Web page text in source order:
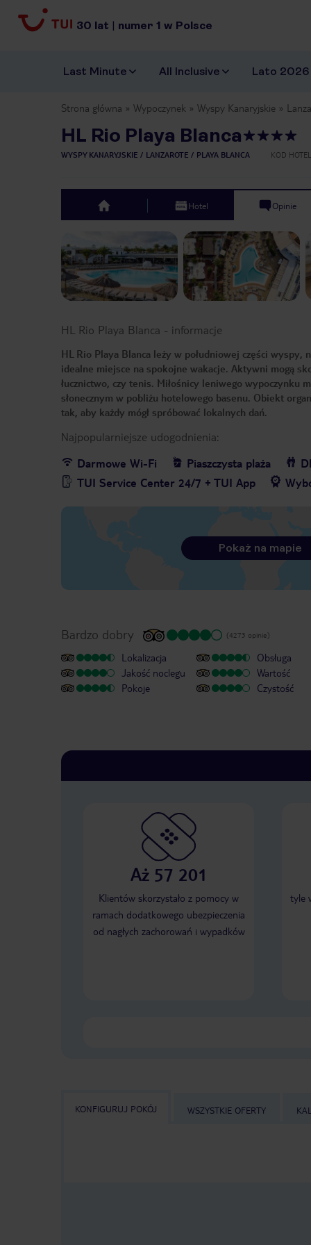
30 lat | numer 1 w Polsce
Last Minute All Inclusive Lato 2026
Strona główna Wypoczynek Wyspy Kanaryjskie
HL Rio Playa Blanca
WYSPY KANARYJSKIE LANZAROTE PLAYA BLANCA KOD
top Hotel Opinie
HL Rio Playa Blanca - informacje
HL Rio Playa Blanca leży w południowej części wyspy,
idealne miejsce na spokojne wakacje. Aktywni mogą
łucznictwo, czy tenis. Miłośnicy leniwego wypoczynku
słonecznym w pobliżu hotelowego basenu. Obiekt
tak, aby każdy mógł spróbować lokalnych dań.
Najpopularniejsze udogodnienia:
Darmowe Wi-Fi
Piaszczysta plaża
TUI Service Center 24/7 + TUI App
Pokaż na mapie
Bardzo dobry (4273 opinie)
Lokalizacja
Jakość noclegu
Pokoje
Obsługa
Wartość
Czystość
Aż 57 201
Klientów skorzystało z pomocy w
ramach dodatkowego ubezpieczenia
od nagłych zachorowań i wypadków
tyle
KONFIGURUJ POKÓJ WSZYSTKIE OFERTY